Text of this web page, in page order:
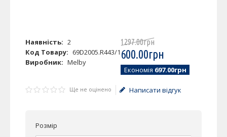
Наявність: 2
Код Товару: 69D2005.R443/1
Виробник: Melby
1297.00грн
600.00грн
Економія 697.00грн
Ще не оцінено Написати відгук
Розмір